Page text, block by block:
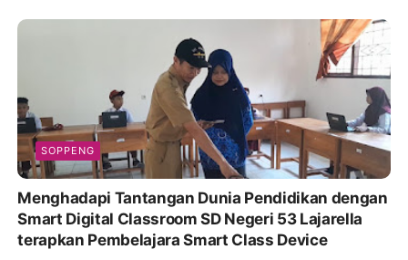
SOPPENG
Menghadapi Tantangan Dunia Pendidikan dengan
Smart Digital Classroom SD Negeri 53 Lajarella
terapkan Pembelajara Smart Class Device